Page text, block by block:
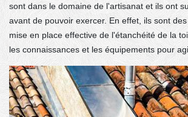
sont dans le domaine de l'artisanat et ils ont
avant de pouvoir exercer. En effet, ils sont
mise en place effective de l'étanchéité de la
les connaissances et les équipements pour